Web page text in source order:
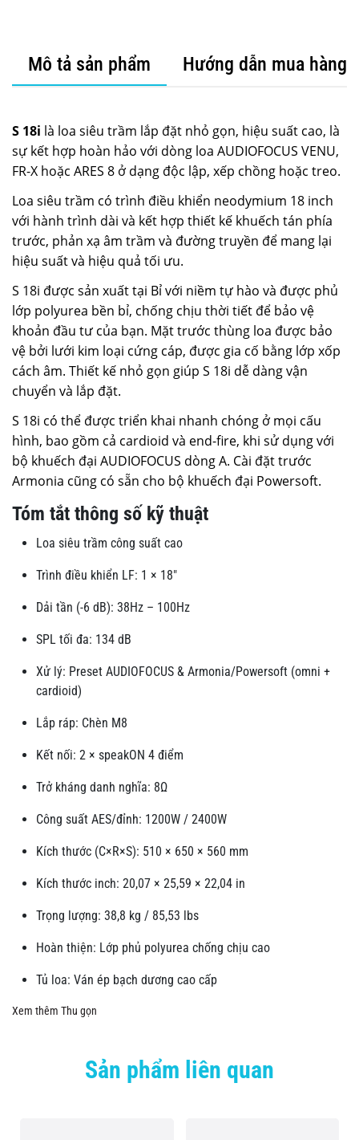
Mô tả sản phẩm Hướng dẫn mua hàng
S 18i là loa siêu trầm lắp đặt nhỏ gọn, hiệu suất cao, là
sự kết hợp hoàn hảo với dòng loa AUDIOFOCUS VENU,
FR-X hoặc ARES 8 ở dạng độc lập, xếp chồng hoặc treo.
Loa siêu trầm có trình điều khiển neodymium 18 inch
với hành trình dài và kết hợp thiết kế khuếch tán phía
trước, phản xạ âm trầm và đường truyền để mang lại
hiệu suất và hiệu quả tối ưu.
S 18i được sản xuất tại Bỉ với niềm tự hào và được phủ
lớp polyurea bền bỉ, chống chịu thời tiết để bảo vệ
khoản đầu tư của bạn. Mặt trước thùng loa được bảo
vệ bởi lưới kim loại cứng cáp, được gia cố bằng lớp xốp
cách âm. Thiết kế nhỏ gọn giúp S 18i dễ dàng vận
chuyển và lắp đặt.
S 18i có thể được triển khai nhanh chóng ở mọi cấu
hình, bao gồm cả cardioid và end-fire, khi sử dụng với
bộ khuếch đại AUDIOFOCUS dòng A. Cài đặt trước
Armonia cũng có sẵn cho bộ khuếch đại Powersoft.
Tóm tắt thông số kỹ thuật
Loa siêu trầm công suất cao
Trình điều khiển LF: 1 × 18″
Dải tần (-6 dB): 38Hz – 100Hz
SPL tối đa: 134 dB
Xử lý: Preset AUDIOFOCUS & Armonia/Powersoft (omni +
cardioid)
Lắp ráp: Chèn M8
Kết nối: 2 × speakON 4 điểm
Trở kháng danh nghĩa: 8Ω
Công suất AES/đỉnh: 1200W / 2400W
Kích thước (C×R×S): 510 × 650 × 560 mm
Kích thước inch: 20,07 × 25,59 × 22,04 in
Trọng lượng: 38,8 kg / 85,53 lbs
Hoàn thiện: Lớp phủ polyurea chống chịu cao
Tủ loa: Ván ép bạch dương cao cấp
Xem thêm Thu gọn
Sản phẩm liên quan